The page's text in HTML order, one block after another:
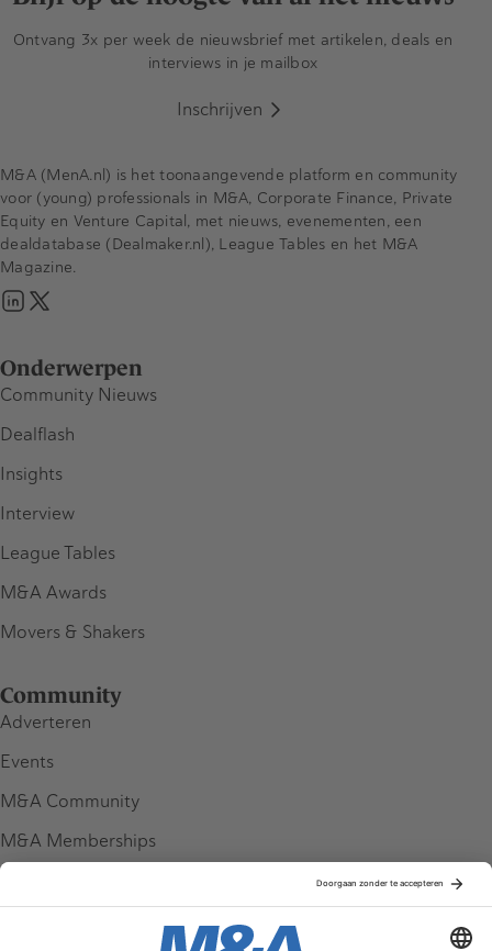
Ontvang 3x per week de nieuwsbrief met artikelen, deals en
interviews in je mailbox
Inschrijven
Onderwerpen
Community Nieuws
Dealflash
Insights
Interview
League Tables
M&A Awards
Movers & Shakers
Community
Adverteren
Events
M&A Community
M&A Memberships
M&A (MenA.nl) is het toonaangevende platform en community
voor (young) professionals in M&A, Corporate Finance, Private
Equity en Venture Capital, met nieuws, evenementen, een
dealdatabase (Dealmaker.nl), League Tables en het M&A
Magazine.